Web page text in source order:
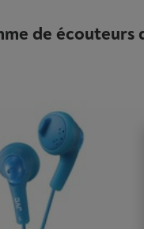
de écouteurs